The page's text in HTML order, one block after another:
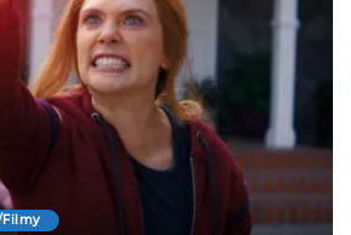
Filmy